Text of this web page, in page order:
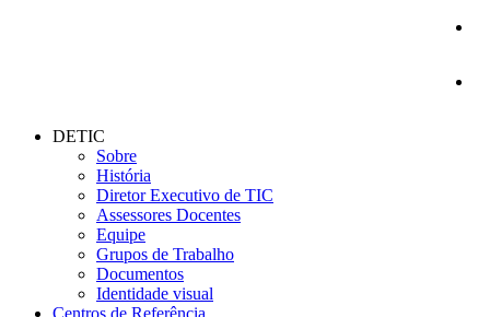
DETIC
Sobre
História
Diretor Executivo de TIC
Assessores Docentes
Equipe
Grupos de Trabalho
Documentos
Identidade visual
Centros de Referência